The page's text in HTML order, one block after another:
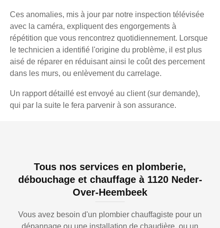
Ces anomalies, mis à jour par notre inspection télévisée
avec la caméra, expliquent des engorgements à
répétition que vous rencontrez quotidiennement. Lorsque
le technicien a identifié l'origine du problème, il est plus
aisé de réparer en réduisant ainsi le coût des percement
dans les murs, ou enlèvement du carrelage.
Un rapport détaillé est envoyé au client (sur demande),
qui par la suite le fera parvenir à son assurance.
Tous nos services en plomberie,
débouchage et chauffage à 1120 Neder-
Over-Heembeek
Vous avez besoin d'un plombier chauffagiste pour un
dépannage ou une installation de chaudière, ou un